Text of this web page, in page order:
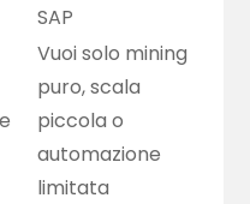
SAP
Vuoi solo mining
puro, scala
piccola o
automazione
limitata